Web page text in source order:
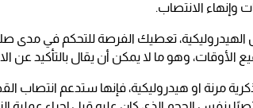
وإنهاء الانتصاب.
الهيدروليكية، تعطيك الفرصة للتحكم في مدى
وهو ما لا يمكن أن يقال بالتأكيد عن
مرنة او هيدروليكية، فإنها ستدعم انتصاب